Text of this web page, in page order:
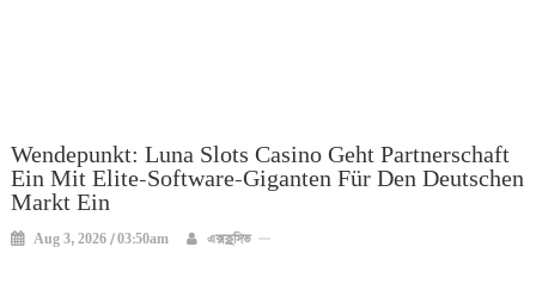
Wendepunkt: Luna Slots Casino Geht Partnerschaft
Ein Mit Elite-Software-Giganten Für Den Deutschen
Markt Ein
Aug 3, 2026 / 03:50am এক্সক্লুসিভ